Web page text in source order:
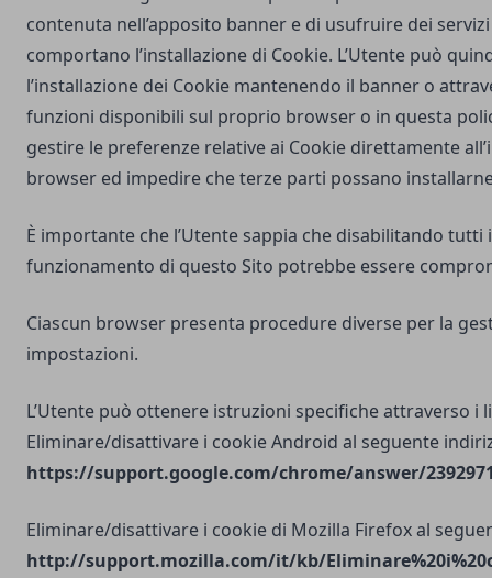
contenuta nell’apposito banner e di usufruire dei
comportano l’installazione di Cookie. L’Utente può
l’installazione dei Cookie mantenendo il banner o
funzioni disponibili sul proprio browser o in questa
gestire le preferenze relative ai Cookie direttamente
browser ed impedire che terze parti possano
È importante che l’Utente sappia che disabilitando tutti
funzionamento di questo Sito potrebbe essere
Ciascun browser presenta procedure diverse per la
impostazioni.
L’Utente può ottenere istruzioni specifiche attraverso i
Eliminare/disattivare i cookie Android al seguente
https://support.google.com/chrome/answer/
Eliminare/disattivare i cookie di Mozilla Firefox al
http://support.mozilla.com/it/kb/